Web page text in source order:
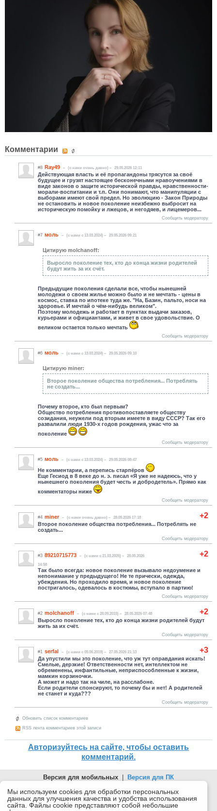
Комментарии
#8 Ray49 (c нами очень давно) 29.05.2026 12:11
Действующая власть и её пропагандоны трясутся за своё
будущее и грузят настоящее бесконечными нравоучениями в
виде законов о защите исторической правды, нравственности-
морали-воспитании и т.п. Они понимают, что манипуляции с
выборами имеют свой предел. Но эволюцию - Закон Природы
не остановить и новое поколение неизбежно выбросит на
историческую помойку и лжецов, и негодяев, и лицемеров...
Сообщить модератору
#7 моль (c нами с 13.03.2024) 29.05.2026 09:21
Цитирую molchanoff:
Выросло поколение тех, кто до конца жизни родителей
будут жить за их счёт.
Предыдущие поколения сделали все, чтобы нынешней
молодежи о своем жилье можно было и не мечтать - цены в
космос, ставка по ипотеке туда же. "На, Базин, пальто, носи на
здоровье. И мечтай о чём-нибудь великом".
Поэтому молодежь и работает в пунктах выдачи заказов,
курьерами и официантами, и живет в свое удовольствие. О
великом остается только мечтать
Сообщить модератору
#6 моль (c нами с 13.03.2024) 29.05.2026 09:10
Цитирую miner:
Второе поколение общества потребления... Потреблять
не создать...
Почему второе, кто был первым?
Общество потребления противопоставляете обществу
созидания, неужели под вторым имеете в виду СССР? Так его
развалили люди 1930-х годов рождения, ужас что за
поколение
Сообщить модератору
#5 моль (c нами с 13.03.2024) 29.05.2026 08:47
Не комментарии, а перепись стаpпёpов
Еще Гесиод в 8 веке до н. э. писал «Я уже не надеюсь, что у
нынешнего поколения будет честь и добродетель». Прямо как
комментаторы ниже
Сообщить модератору
+2
#4 miner (c нами очень давно) 28.05.2026 17:18
Второе поколение общества потребления... Потреблять не
создать...
Сообщить модератору
+2
#3 89210715773 (c нами с 21.03.2026)
28.05.2026
14:58
Так было всегда: новое поколение вызывало недоумение и
непонимание у предыдущего! Не те прически, одежда,
убеждения. Но проходило время, и новое поколение
постригалось, одевалось в костюмы, вступало в партию!
Сообщить модератору
+2
#2 molchanoff (c нами с 28.09.2015) 28.05.2026 07:48
Выросло поколение тех, кто до конца жизни родителей будут
жить за их счёт.
Сообщить модератору
+3
#1 serfal (c нами с 05.06.2019) 27.05.2026 21:13
Да упустили мы это поколение, что уж тут оправдания искать!
Смелые, дерзкие! Ответственности нет, интеллектом не
обременены, инфантильные, неприспособленные к жизни,
мамкин корзиночки.
А может и надо так на чиле, на расслабоне.
Если родители спонсируют, то почему бы и нет! А родителей
не станет и куда???
Сообщить модератору
Обновить список комментариев
RSS лента комментариев этой записи
Авторизуйтесь на сайте, чтобы оставить
комментарий.
Версия для мобильных | Версия для ПК
© 2026 Беломорканал Северодвинск tv29.ru
Joomla!is Free Software released under the GNU General Public
License.
Мы используем cookies для обработки персональных
данных для улучшения качества и удобства использования
сайта. Файлы cookie представляют собой небольшие